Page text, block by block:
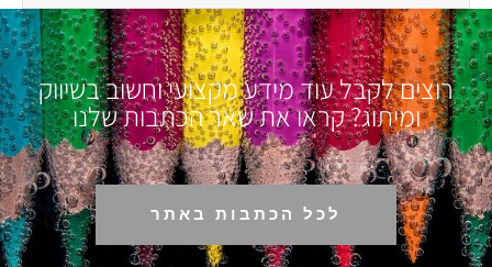
רוצים לקבל עוד מידע מקצועי וחשוב בשיווק
ומיתוג? קראו את שאר הכתבות שלנו
לכל הכתבות באתר